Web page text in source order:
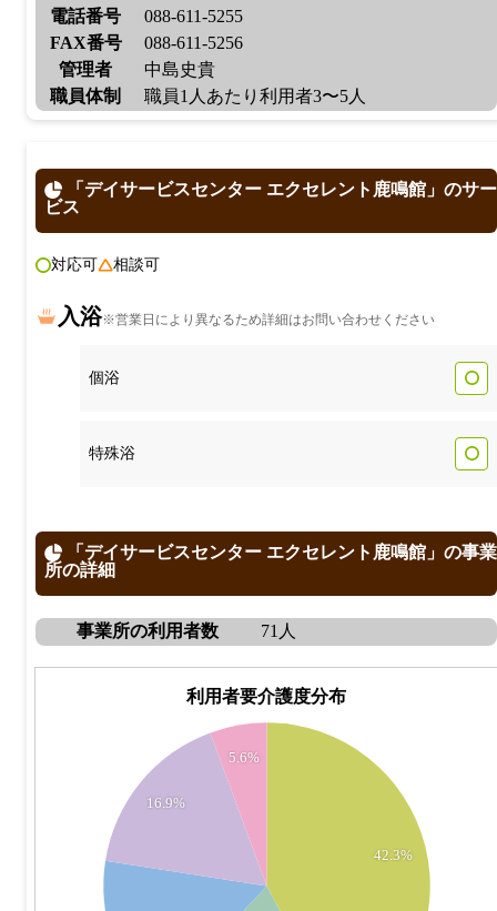
電話番号
088-611-5255
FAX番号
088-611-5256
管理者
中島史貴
職員体制
職員1人あたり利用者3〜5人
「デイサービスセンター エクセレント鹿鳴館」のサー
ビス
対応可 相談可
入浴※営業日により異なるため詳細はお問い合わせください
個浴
特殊浴
「デイサービスセンター エクセレント鹿鳴館」の事業
所の詳細
事業所の利用者数 71人
利用者要介護度分布
42.3%
16.9%
5.6%